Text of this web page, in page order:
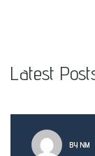
Latest
BY NM